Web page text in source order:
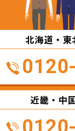
北海道・
近畿・中